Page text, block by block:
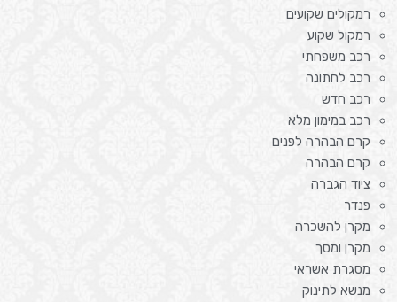
רמקולים שקועים
רמקול שקוע
רכב משפחתי
רכב לחתונה
רכב חדש
רכב במימון מלא
קרם הבהרה לפנים
קרם הבהרה
ציוד הגברה
פנדר
מקרן להשכרה
מקרן ומסך
מסגרת אשראי
מנשא לתינוק